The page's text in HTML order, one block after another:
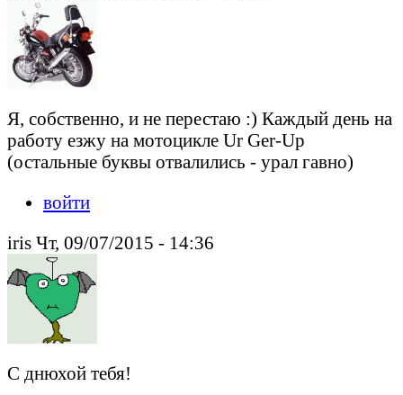
Я, собственно, и не перестаю :) Каждый день на
работу езжу на мотоцикле Ur Ger-Up
(остальные буквы отвалились - урал гавно)
войти
iris Чт, 09/07/2015 - 14:36
С днюхой тебя!